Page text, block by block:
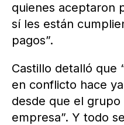
quienes aceptaron
sí les están
pagos”.
Castillo detalló que
en conflicto hace
desde que el
empresa”. Y todo